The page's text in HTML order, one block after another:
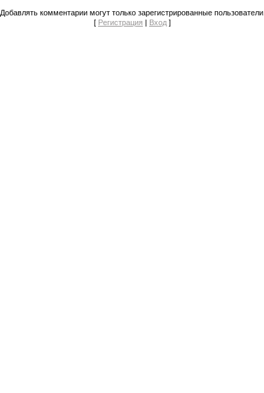
Добавлять комментарии могут только зарегистрированные пользователи.
[ Регистрация | Вход ]